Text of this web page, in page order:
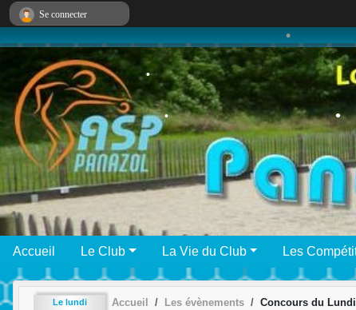
Accueil Le Club La Vie du Club Les
Le lundi Accueil Les évènements Concours du Lundi
Se connecter
•
•
Panneau de gestion des cookies